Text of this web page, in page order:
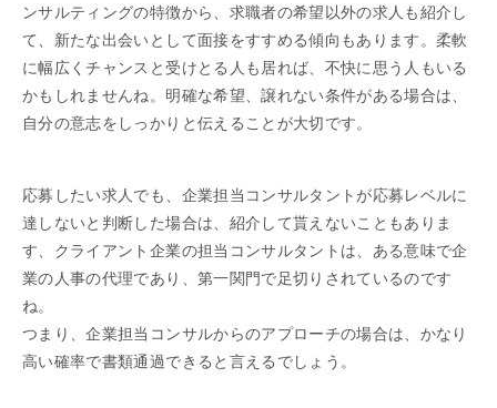
ンサルティングの特徴から、求職者の希望以外の求人も紹介し
て、新たな出会いとして面接をすすめる傾向もあります。柔軟
に幅広くチャンスと受けとる人も居れば、不快に思う人もいる
かもしれませんね。明確な希望、譲れない条件がある場合は、
自分の意志をしっかりと伝えることが大切です。
応募したい求人でも、企業担当コンサルタントが応募レベルに
達しないと判断した場合は、紹介して貰えないこともありま
す、クライアント企業の担当コンサルタントは、ある意味で企
業の人事の代理であり、第一関門で足切りされているのです
ね。
つまり、企業担当コンサルからのアプローチの場合は、かなり
高い確率で書類通過できると言えるでしょう。